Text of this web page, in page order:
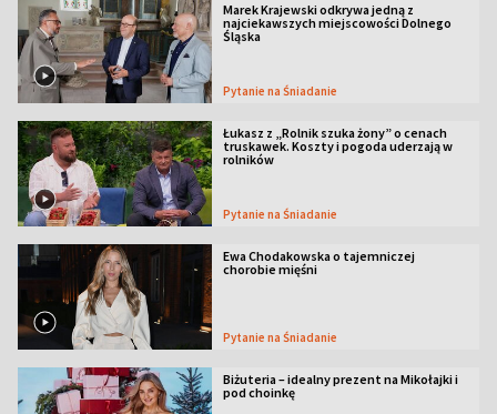
Marek Krajewski odkrywa jedną z
najciekawszych miejscowości Dolnego
Śląska
Pytanie na Śniadanie
Łukasz z „Rolnik szuka żony” o cenach
truskawek. Koszty i pogoda uderzają w
rolników
Pytanie na Śniadanie
Ewa Chodakowska o tajemniczej
chorobie mięśni
Pytanie na Śniadanie
Biżuteria – idealny prezent na Mikołajki i
pod choinkę